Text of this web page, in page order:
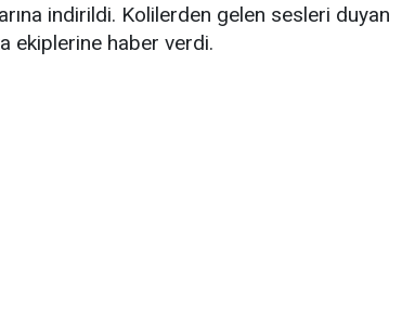
indirildi. Kolilerden gelen sesleri duyan
ekiplerine haber verdi.